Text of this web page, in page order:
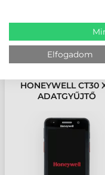
LEGUTÓBB
HONEYWELL CT30
ADATGYŰJTŐ
Elfogadom